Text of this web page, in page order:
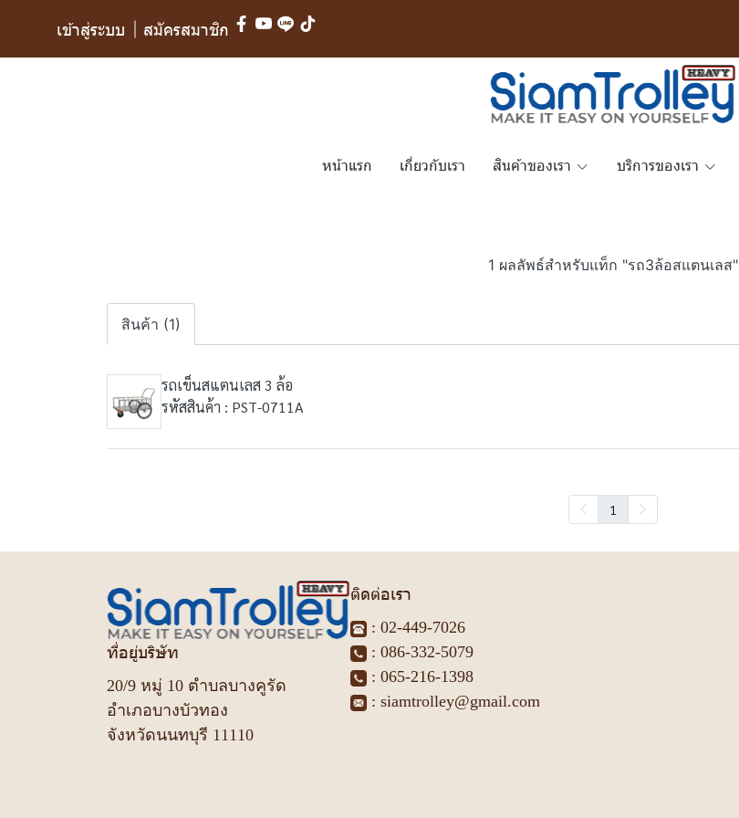
เข้าสู่ระบบ สมัครสมาชิก
หน้าแรก เกี่ยวกับเรา สินค้าของเรา บริการของเรา
1 ผลลัพธ์สำหรับแท็ก "รถ3ล้อสแตนเลส"
สินค้า (1)
รถเข็นสแตนเลส 3 ล้อ
รหัสสินค้า : PST-0711A
1
ที่อยู่บริษัท
20/9 หมู่ 10 ตำบลบางคูรัด
อำเภอบางบัวทอง
จังหวัดนนทบุรี 11110
ติดต่อเรา
: 02-449-7026
: 086-332-5079
: 065-216-1398
: siamtrolley@gmail.com